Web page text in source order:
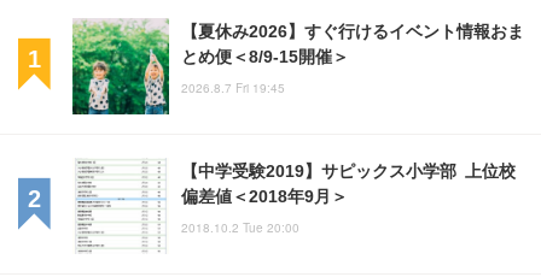
【夏休み2026】すぐ行けるイベント情報おま
とめ便＜8/9-15開催＞
2026.8.7 Fri 19:45
【中学受験2019】サピックス小学部 上位校
偏差値＜2018年9月＞
2018.10.2 Tue 20:00